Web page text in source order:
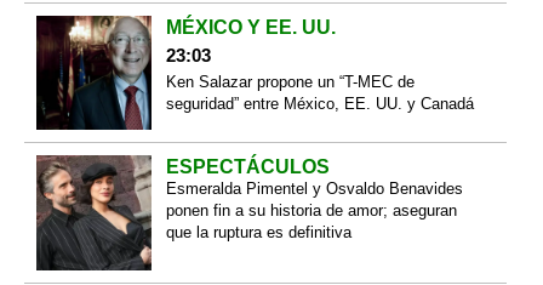
MÉXICO Y EE. UU.
23:03
Ken Salazar propone un “T-MEC de
seguridad” entre México, EE. UU. y Canadá
ESPECTÁCULOS
Esmeralda Pimentel y Osvaldo Benavides
ponen fin a su historia de amor; aseguran
que la ruptura es definitiva